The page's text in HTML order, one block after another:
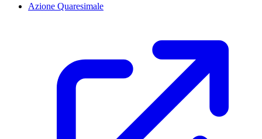
Azione Quaresimale